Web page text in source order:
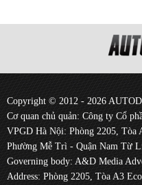
Copyright © 2012 - 2026
Cơ quan chủ quản: Công ty Cổ
VPGD Hà Nội: Phòng 2205,
Phường Mễ Trì - Quận Nam Từ
Governing body: A&D Media
Address: Phòng 2205, Tòa A3